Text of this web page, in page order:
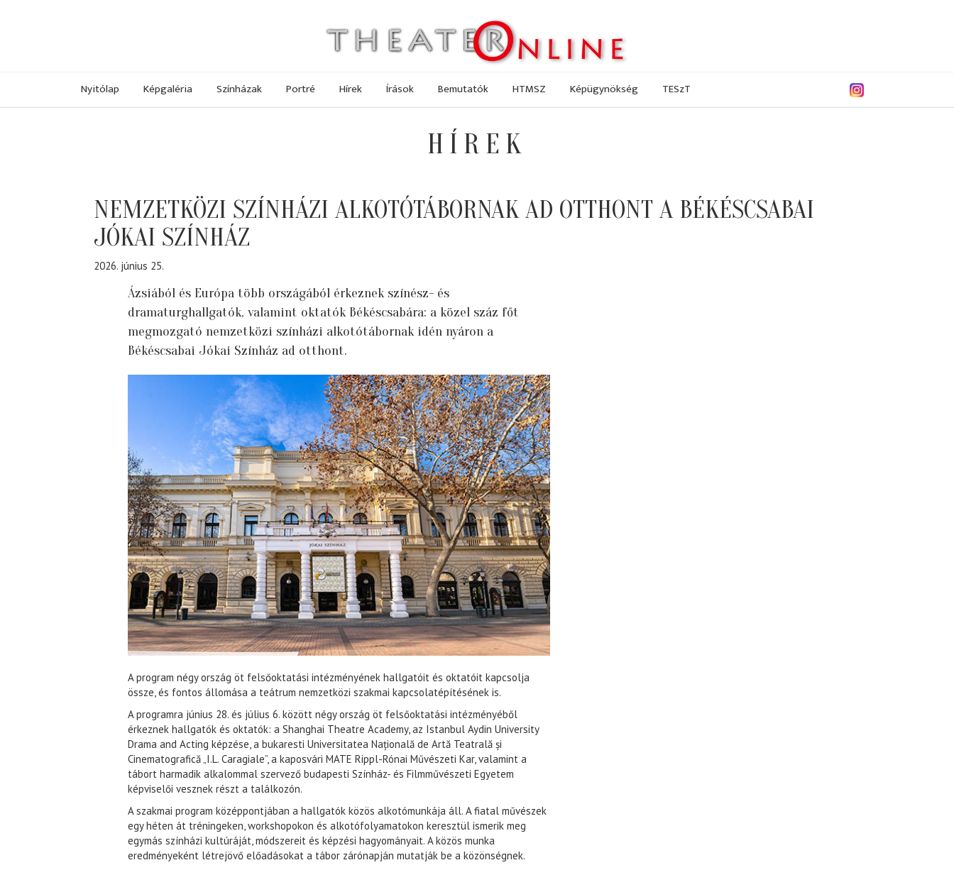
Nyitólap Képgaléria Színházak Portré Hírek Írások Bemutatók HTMSZ Képügynökség TESzT
HÍREK
NEMZETKÖZI SZÍNHÁZI ALKOTÓTÁBORNAK AD OTTHONT A BÉKÉSCSABAI
JÓKAI SZÍNHÁZ
2026. június 25.
Ázsiából és Európa több országából érkeznek színész- és
dramaturghallgatók, valamint oktatók Békéscsabára: a közel száz főt
megmozgató nemzetközi színházi alkotótábornak idén nyáron a
Békéscsabai Jókai Színház ad otthont.
A program négy ország öt felsőoktatási intézményének hallgatóit és oktatóit kapcsolja
össze, és fontos állomása a teátrum nemzetközi szakmai kapcsolatépítésének is.
A programra június 28. és július 6. között négy ország öt felsőoktatási intézményéből
érkeznek hallgatók és oktatók: a Shanghai Theatre Academy, az Istanbul Aydin University
Drama and Acting képzése, a bukaresti Universitatea Națională de Artă Teatrală și
Cinematografică „I.L. Caragiale”, a kaposvári MATE Rippl-Rónai Művészeti Kar, valamint a
tábort harmadik alkalommal szervező budapesti Színház- és Filmművészeti Egyetem
képviselői vesznek részt a találkozón.
A szakmai program középpontjában a hallgatók közös alkotómunkája áll. A fiatal művészek
egy héten át tréningeken, workshopokon és alkotófolyamatokon keresztül ismerik meg
egymás színházi kultúráját, módszereit és képzési hagyományait. A közös munka
eredményeként létrejövő előadásokat a tábor zárónapján mutatják be a közönségnek.